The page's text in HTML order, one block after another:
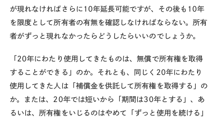
が現れなければさらに10年延長可能ですが、その後も10年
を限度として所有者の有無を確認しなければならない。所有
者がずっと現れなかったらどうしたらいいのでしょうか。
「20年にわたり使用してきたものは、無償で所有権を取得
することができる」のか。それとも、同じく20年にわたり
使用してきた人は「補償金を供託して所有権を取得する」の
か。または、20年では短いから「期間は30年とする」、あ
るいは、所有権をいじるのはやめて「ずっと使用を続ける」